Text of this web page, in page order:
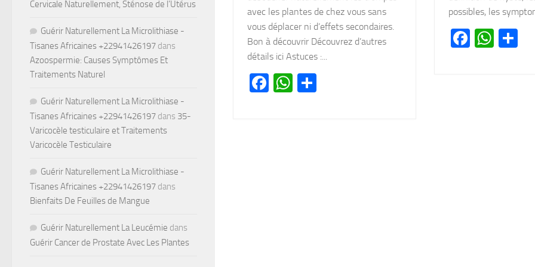
avec les plantes de chez vous sans
vous déplacer ni d’effets secondaires.
Bon à découvrir Découvrez d’autres
détails ici Astuces :...
Facebook
WhatsApp
possibles, les
Facebook
Cervicale Naturellement, Sténose de l’Utérus
Guérir Naturellement La Microlithiase -
Tisanes Africaines +22941426197 dans
Azoospermie: Causes Symptômes Et
Traitements Naturel
Guérir Naturellement La Microlithiase -
Tisanes Africaines +22941426197 dans 35-
Varicocèle testiculaire et Traitements
Varicocèle Testiculaire
Guérir Naturellement La Microlithiase -
Tisanes Africaines +22941426197 dans
Bienfaits De Feuilles de Mangue
Guérir Naturellement La Leucémie dans
Guérir Cancer de Prostate Avec Les Plantes